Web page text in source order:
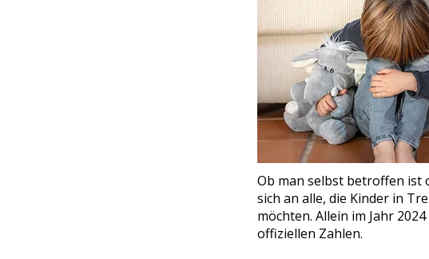
Ob man selbst betroffen ist
sich an alle, die Kinder in
möchten. Allein im Jahr
offiziellen Zahlen.